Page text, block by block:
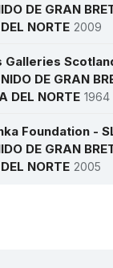
DE GRAN
NORTE 2009
Galleries
DE GRAN
DEL NORTE 1964
Foundation -
DE GRAN
NORTE 2005